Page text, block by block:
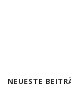
NEUESTE